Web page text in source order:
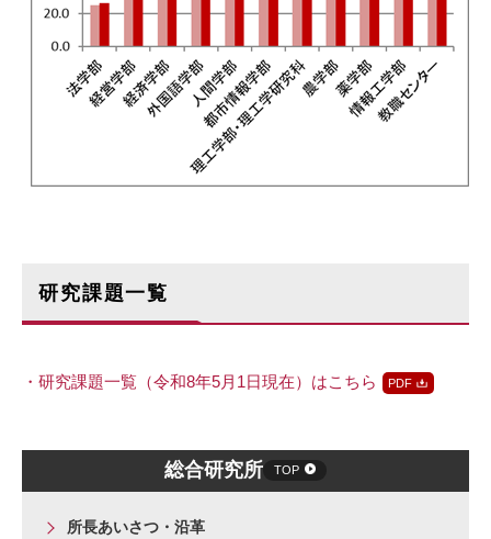
研究課題一覧
・研究課題一覧（令和8年5月1日現在）はこちら
総合研究所 TOP
所長あいさつ・沿革